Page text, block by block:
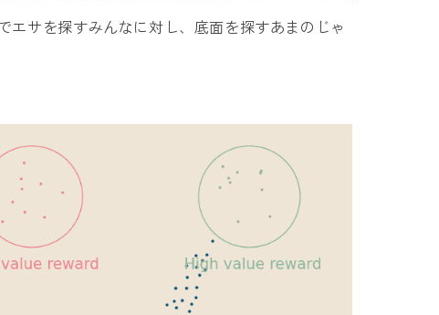
エサを探すみんなに対し、底面を探すあまのじゃ